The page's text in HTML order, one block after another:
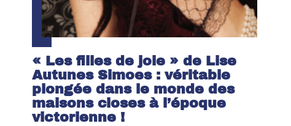
« Les filles de joie » de Lise
Autunes Simoes : véritable
plongée dans le monde des
maisons closes à l’époque
victorienne !